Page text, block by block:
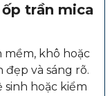
trần mica
mềm, khô hoặc
đẹp và sáng rõ.
hoặc kiểm